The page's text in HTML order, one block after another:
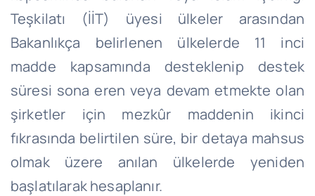
Teşkilatı (İİT) üyesi ülkeler arasından
Bakanlıkça belirlenen ülkelerde 11 inci
madde kapsamında desteklenip destek
süresi sona eren veya devam etmekte olan
şirketler için mezkûr maddenin ikinci
fıkrasında belirtilen süre, bir detaya mahsus
olmak üzere anılan ülkelerde yeniden
başlatılarak hesaplanır.